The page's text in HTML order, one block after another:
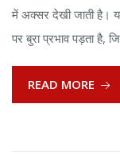
में अक्सर देखी जाती है।
पर बुरा प्रभाव पड़ता है,
READ MORE